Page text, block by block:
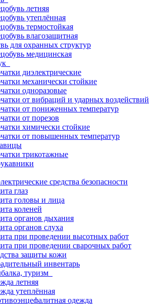
летняя
утеплённая
термостойкая
влагозащитная
для охранных структур
медицинская
диэлектрические
механически стойкие
одноразовые
от вибраций и ударных воздействий
от пониженных температур
от порезов
химически стойкие
от повышенных температур
трикотажные
средства безопасности
глаз
головы и лица
коленей
органов дыхания
органов слуха
при проведении высотных работ
при проведении сварочных работ
защиты кожи
инвентарь
туризм
летняя
утеплённая
одежда